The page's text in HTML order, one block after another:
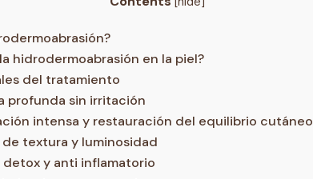
hidrodermoabrasión en la piel?
del tratamiento
profunda sin irritación
intensa y restauración del equilibrio cutáneo
de textura y luminosidad
detox y anti inflamatorio